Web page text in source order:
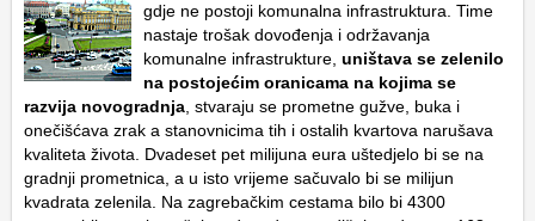
gdje ne postoji komunalna infrastruktura. Time
nastaje trošak dovođenja i održavanja
komunalne infrastrukture, uništava se zelenilo
na postojećim oranicama na kojima se
razvija novogradnja , stvaraju se prometne gužve, buka i
onečišćava zrak a stanovnicima tih i ostalih kvartova narušava
kvaliteta života. Dvadeset pet milijuna eura uštedjelo bi se na
gradnji prometnica, a u isto vrijeme sačuvalo bi se milijun
kvadrata zelenila. Na zagrebačkim cestama bilo bi 4300